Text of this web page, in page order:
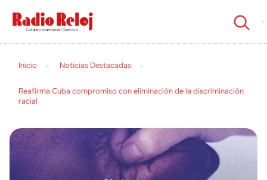
cerrar
Inicio Noticias Destacadas
Reafirma Cuba compromiso con eliminación de la discriminación
racial